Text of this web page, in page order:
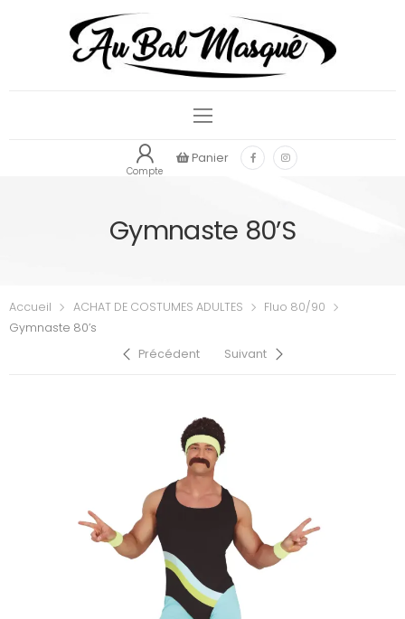
Compte
Panier
Gymnaste 80’s
Accueil ACHAT DE COSTUMES ADULTES
Fluo 80/90
Gymnaste 80’s
Précédent
Suivant